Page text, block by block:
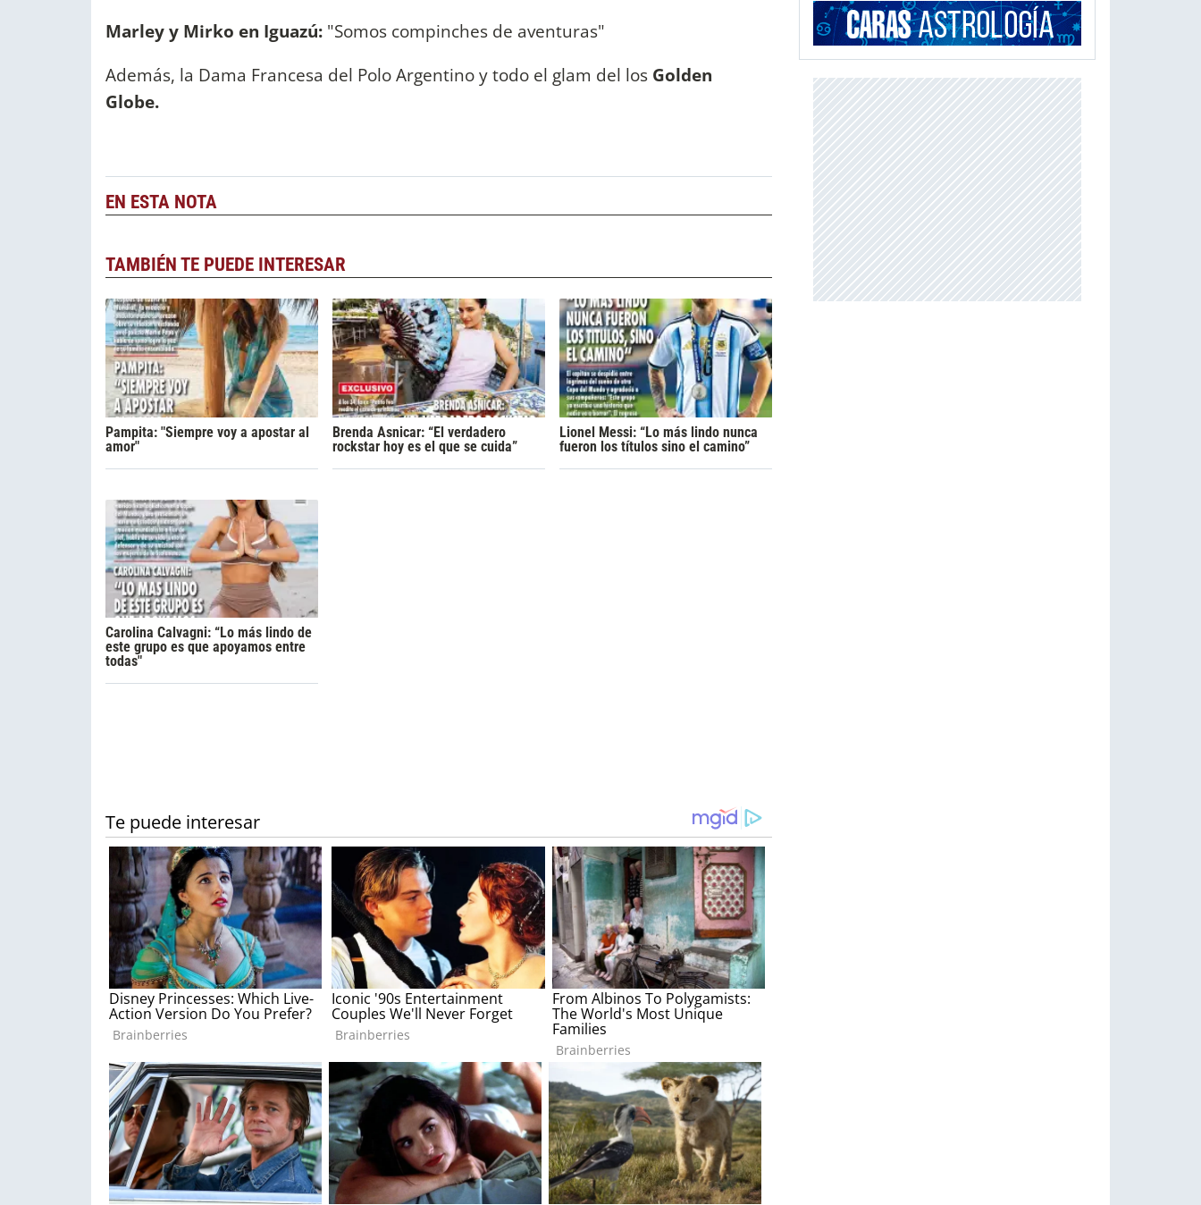
Marley y Mirko en Iguazú: "Somos compinches de aventuras"
Además, la Dama Francesa del Polo Argentino y todo el glam del los Golden
Globe.
EN ESTA NOTA
TAMBIÉN TE PUEDE INTERESAR
Pampita: "Siempre voy a apostar al
amor"
Brenda Asnicar: “El verdadero
rockstar hoy es el que se cuida”
Lionel Messi: “Lo más lindo nunca
fueron los títulos sino el camino”
Carolina Calvagni: “Lo más lindo de
este grupo es que apoyamos entre
todas"